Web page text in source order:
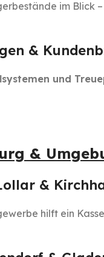
im Blick
&
und
&
&
hilft ein